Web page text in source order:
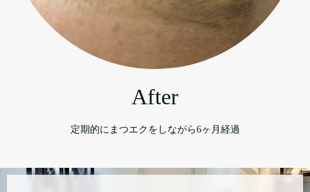
After
定期的にまつエクをしながら6ヶ月経過